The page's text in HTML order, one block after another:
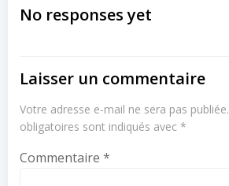
navigation
No responses yet
Laisser un commentaire
Votre adresse e-mail ne sera pas publiée.
obligatoires sont indiqués avec *
Commentaire *